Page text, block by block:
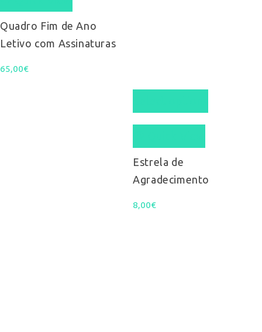
Quadro Fim de Ano
Letivo com Assinaturas
65,00€
Estrela de
Agradecimento
8,00€